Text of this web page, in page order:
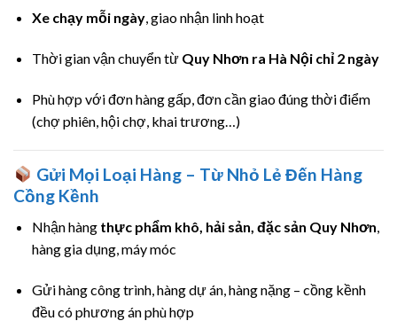
Xe chạy mỗi ngày, giao nhận linh hoạt
Thời gian vận chuyển từ Quy Nhơn ra Hà Nội chỉ 2 ngày
Phù hợp với đơn hàng gấp, đơn cần giao đúng thời điểm
(chợ phiên, hội chợ, khai trương…)
Gửi Mọi Loại Hàng – Từ Nhỏ Lẻ Đến Hàng
Cồng Kềnh
Nhận hàng thực phẩm khô, hải sản, đặc sản Quy Nhơn,
hàng gia dụng, máy móc
Gửi hàng công trình, hàng dự án, hàng nặng – cồng kềnh
đều có phương án phù hợp